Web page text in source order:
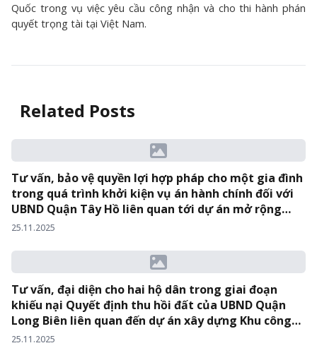
Quốc trong vụ việc yêu cầu công nhận và cho thi hành phán
quyết trọng tài tại Việt Nam.
Related Posts
Tư vấn, bảo vệ quyền lợi hợp pháp cho một gia đình
trong quá trình khởi kiện vụ án hành chính đối với
UBND Quận Tây Hồ liên quan tới dự án mở rộng
Đường Văn Cao – Hồ Tây tại TAND Quận Tây Hồ.
25.11.2025
Tư vấn, đại diện cho hai hộ dân trong giai đoạn
khiếu nại Quyết định thu hồi đất của UBND Quận
Long Biên liên quan đến dự án xây dựng Khu công
viên Công nghệ Phần mềm Hà Nội tại TAND Quận
25.11.2025